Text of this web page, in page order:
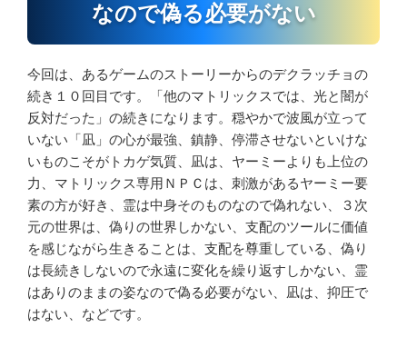
なので偽る必要がない
今回は、あるゲームのストーリーからのデクラッチョの
続き１０回目です。「他のマトリックスでは、光と闇が
反対だった」の続きになります。穏やかで波風が立って
いない「凪」の心が最強、鎮静、停滞させないといけな
いものこそがトカゲ気質、凪は、ヤーミーよりも上位の
力、マトリックス専用ＮＰＣは、刺激があるヤーミー要
素の方が好き、霊は中身そのものなので偽れない、３次
元の世界は、偽りの世界しかない、支配のツールに価値
を感じながら生きることは、支配を尊重している、偽り
は長続きしないので永遠に変化を繰り返すしかない、霊
はありのままの姿なので偽る必要がない、凪は、抑圧で
はない、などです。